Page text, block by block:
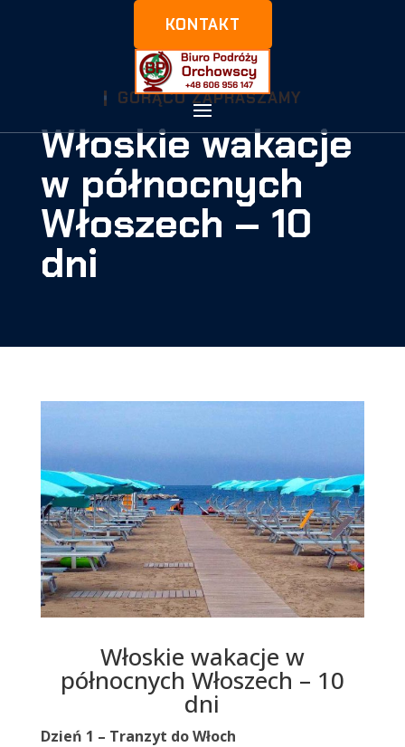
KONTAKT
GORĄCO ZAPRASZAMY
Włoskie wakacje
w północnych
Włoszech – 10
dni
Włoskie wakacje w
północnych Włoszech – 10
dni
Dzień 1 – Tranzyt do Włoch